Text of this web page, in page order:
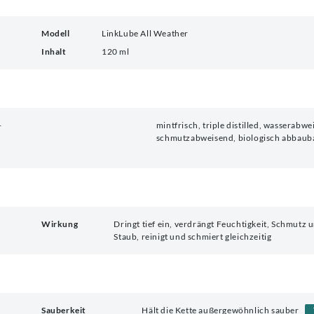
Modell
LinkLube All Weather
Inhalt
120 ml
mintfrisch, triple distilled,
schmutzabweisend, biologisch
Wirkung
Dringt tief ein, verdrängt Feuchtigkeit, Schmutz
Staub, reinigt und schmiert gleichzeitig
Sauberkeit Hält die Kette außergewöhnlich sauber